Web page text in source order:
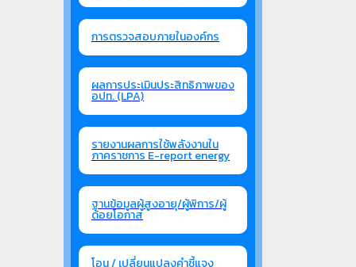
การตรวจสอบภายในองค์กร
ผลการประเมินประสิทธิภาพของ
อปท. (LPA)
รายงานผลการใช้พลังงานใน
ภาคราชการ E-report energy
ฐานข้อมูลผู้สูงอายุ/ผู้พิการ/ผู้
ด้อยโอกาส
โอน / เปลี่ยนแปลงคำชี้แจง